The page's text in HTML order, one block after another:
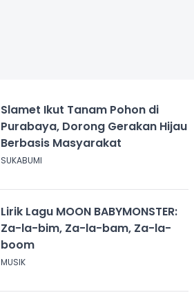
Slamet Ikut Tanam Pohon di
Purabaya, Dorong Gerakan Hijau
Berbasis Masyarakat
SUKABUMI
Lirik Lagu MOON BABYMONSTER:
Za-la-bim, Za-la-bam, Za-la-
boom
MUSIK